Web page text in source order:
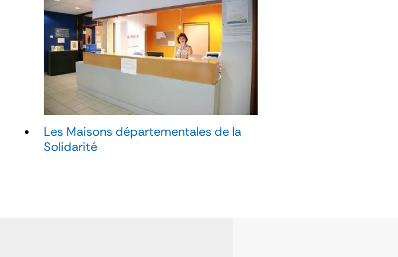
Les Maisons départementales de la
Solidarité